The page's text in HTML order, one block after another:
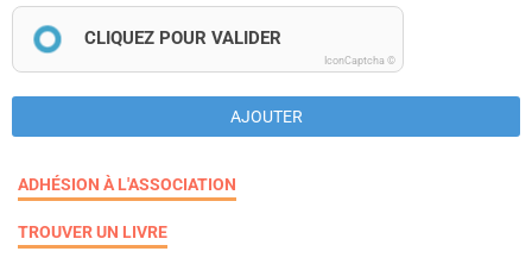
CLIQUEZ POUR VALIDER
IconCaptcha ©
AJOUTER
ADHÉSION À L'ASSOCIATION
TROUVER UN LIVRE